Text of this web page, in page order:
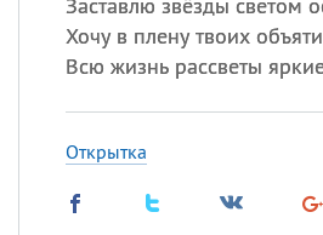
Хочу в плену твоих
Всю жизнь рассветы
Открытка